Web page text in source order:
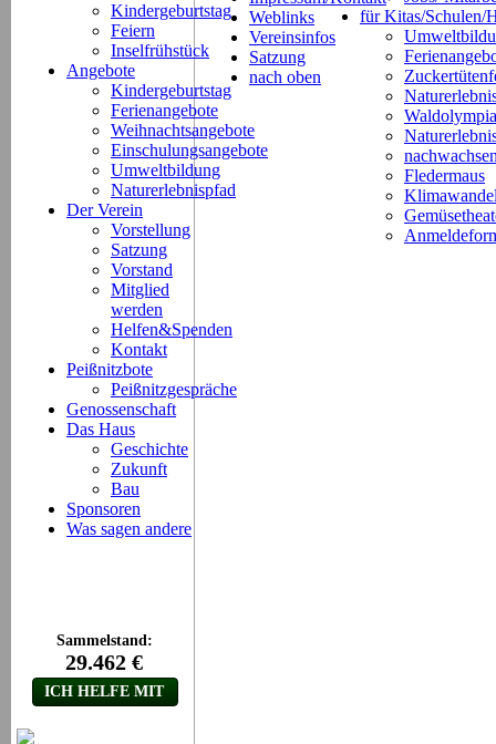
für Kitas/Schulen/
Fledermaus
Kindergeburtstag
Feiern
Inselfrühstück
Angebote
Kindergeburtstag
Ferienangebote
Weihnachtsangebote
Einschulungsangebote
Umweltbildung
Naturerlebnispfad
Der Verein
Vorstellung
Satzung
Vorstand
Mitglied
werden
Helfen&Spenden
Kontakt
Peißnitzbote
Peißnitzgespräche
Genossenschaft
Das Haus
Geschichte
Zukunft
Bau
Sponsoren
Was sagen andere
Weblinks
Vereinsinfos
Satzung
nach oben